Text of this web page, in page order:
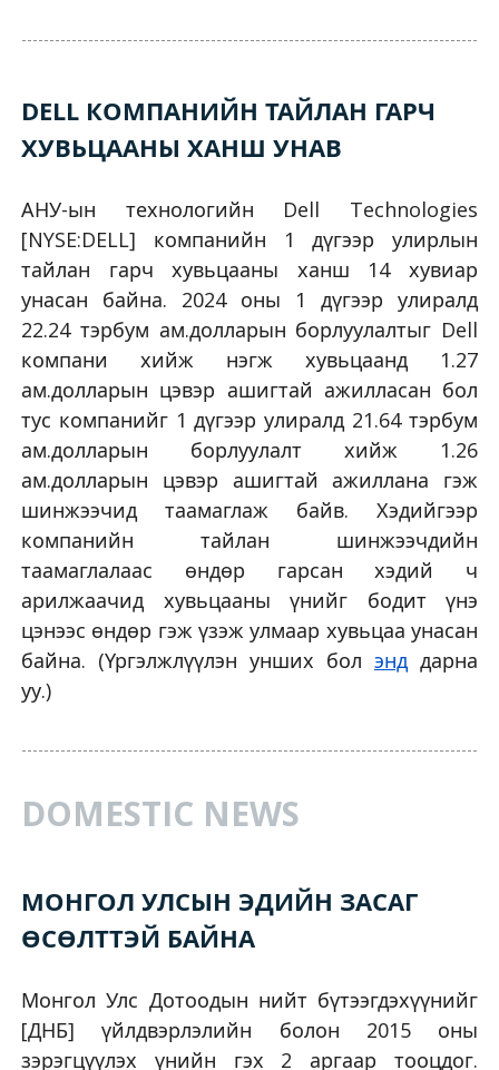
DELL КОМПАНИЙН ТАЙЛАН ГАРЧ
ХУВЬЦААНЫ ХАНШ УНАВ
АНУ-ын технологийн Dell Technologies
[NYSE:DELL] компанийн 1 дүгээр улирлын
тайлан гарч хувьцааны ханш 14 хувиар
унасан байна. 2024 оны 1 дүгээр улиралд
22.24 тэрбум ам.долларын борлуулалтыг Dell
компани хийж нэгж хувьцаанд 1.27
ам.долларын цэвэр ашигтай ажилласан бол
тус компанийг 1 дүгээр улиралд 21.64 тэрбум
ам.долларын борлуулалт хийж 1.26
ам.долларын цэвэр ашигтай ажиллана гэж
шинжээчид таамаглаж байв. Хэдийгээр
компанийн тайлан шинжээчдийн
таамаглалаас өндөр гарсан хэдий ч
арилжаачид хувьцааны үнийг бодит үнэ
цэнээс өндөр гэж үзэж улмаар хувьцаа унасан
байна. (Үргэлжлүүлэн унших бол энддарна
уу.)
DOMESTIC NEWS
МОНГОЛ УЛСЫН ЭДИЙН ЗАСАГ
ӨСӨЛТТЭЙ БАЙНА
Монгол Улс Дотоодын нийт бүтээгдэхүүнийг
[ДНБ] үйлдвэрлэлийн болон 2015 оны
зэрэгцүүлэх үнийн гэх 2 аргаар тооцдог.